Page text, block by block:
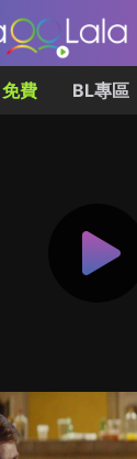
免費 BL專區